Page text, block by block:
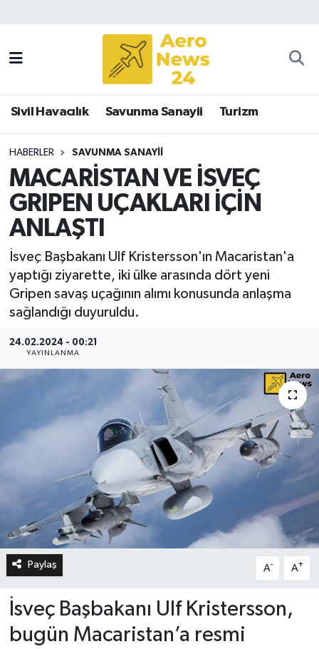
Sivil Havacılık Savunma Sanayii Turizm
HABERLER SAVUNMA SANAYII
MACARİSTAN VE İSVEÇ
GRIPEN UÇAKLARI İÇİN
ANLAŞTI
İsveç Başbakanı Ulf Kristersson'ın Macaristan'a
yaptığı ziyarette, iki ülke arasında dört yeni
Gripen savaş uçağının alımı konusunda anlaşma
sağlandığı duyuruldu.
24.02.2024 - 00:21
YAYINLANMA
Paylaş A- A+
İsveç Başbakanı Ulf Kristersson,
bugün Macaristan’a resmi